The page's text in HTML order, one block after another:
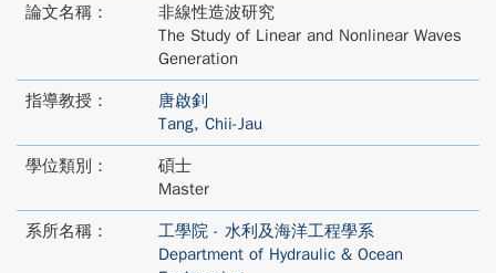
論文名稱：
非線性造波研究
The Study of Linear and Nonlinear Waves
Generation
指導教授：
唐啟釗
Tang, Chii-Jau
學位類別：
碩士
Master
系所名稱：
工學院 - 水利及海洋工程學系
Department of Hydraulic & Ocean